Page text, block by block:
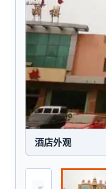
酒店外观